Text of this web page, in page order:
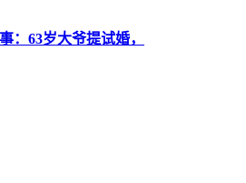
：63岁大爷提试婚，